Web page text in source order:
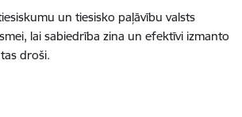
un tiesisko paļāvību valsts
lai sabiedrība zina un efektīvi izmanto
droši.